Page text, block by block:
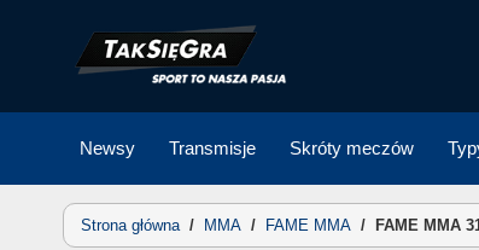
Newsy Transmisje Skróty meczów
Strona główna/ MMA / FAME MMA / FAME MMA